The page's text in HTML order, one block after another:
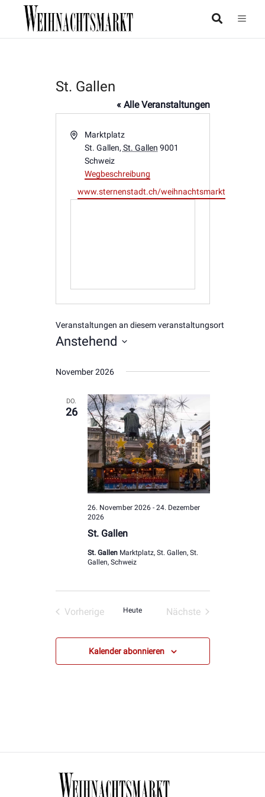
St. Gallen
« Alle Veranstaltungen
AdresseMarktplatz
St. Gallen, St. Gallen 9001
Schweiz
Wegbeschreibung
Webseite
www.sternenstadt.ch/weihnachtsmarkt
Veranstaltungen an diesem veranstaltungsort
Anstehend
wählen.
November 2026
DO.
26
St. Gallen
26. November 2026- 24. Dezember
2026
St. Gallen Marktplatz, St. Gallen, St.
Gallen, Schweiz
Vorherige
Heute
Nächste
Kalender abonnieren